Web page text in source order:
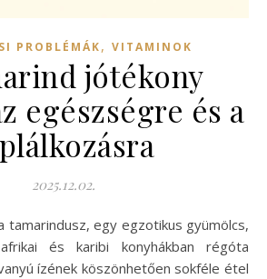
PROBLÉMÁK, VITAMINOK
jótékony
egészségre és a
2025.12.02.
és karibi konyhákban régóta
ízének köszönhetően sokféle étel